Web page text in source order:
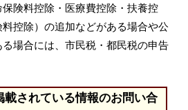
険料控除・医療費控除・扶養控
控除）の追加などがある場合や公
場合には、市民税・都民税の申告
載されている情報のお問い合